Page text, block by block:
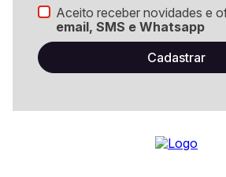
Aceito receber novidades e
email, SMS e Whatsapp